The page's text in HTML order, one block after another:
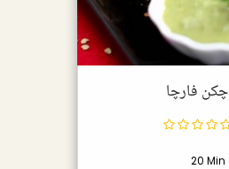
چکن فارچا
20 Min